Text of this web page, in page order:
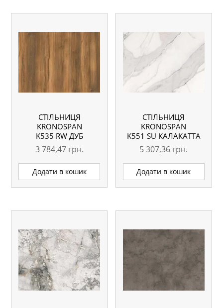
СТІЛЬНИЦЯ
KRONOSPAN
K535 RW ДУБ
БАРАККО
БУРШТИНОВИЙ
4100X600X38 ММ
ВОЛОГОСТІЙКА
3 784,47 грн.
Додати в кошик
СТІЛЬНИЦЯ
KRONOSPAN
K551 SU КАЛАКАТТА
ОЛІМПУС
4100X600X38 ММ
ВОЛОГОСТІЙКА
5 307,36 грн.
Додати в кошик